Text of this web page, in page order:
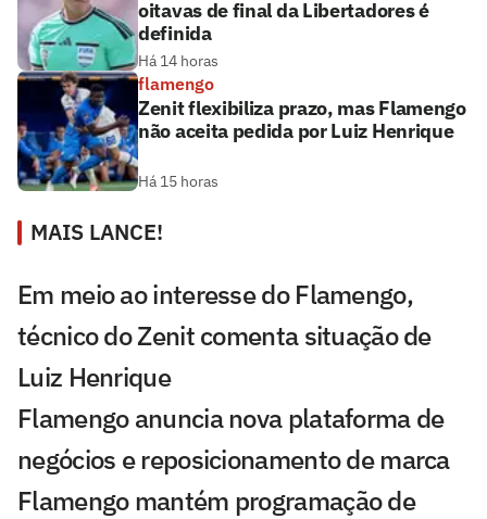
oitavas de final da Libertadores é
definida
Há 14 horas
flamengo
Zenit flexibiliza prazo, mas Flamengo
não aceita pedida por Luiz Henrique
Há 15 horas
MAIS LANCE!
Em meio ao interesse do Flamengo,
técnico do Zenit comenta situação de
Luiz Henrique
Flamengo anuncia nova plataforma de
negócios e reposicionamento de marca
Flamengo mantém programação de